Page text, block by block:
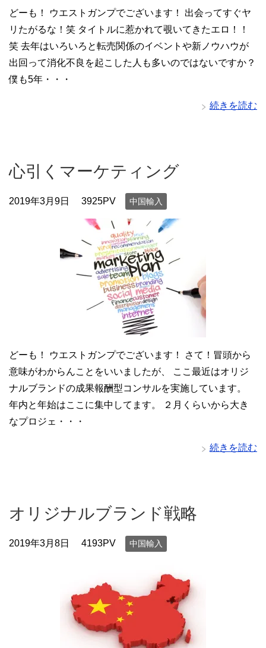
どーも！ ウエストガンプでございます！ 出会ってすぐヤ
リたがるな！笑 タイトルに惹かれて覗いてきたエロ！！
笑 去年はいろいろと転売関係のイベントや新ノウハウが
出回って消化不良を起こした人も多いのではないですか？
僕も5年・・・
続きを読む
心引くマーケティング
2019年3月9日 3925PV 中国輸入
どーも！ ウエストガンプでございます！ さて！冒頭から
意味がわからんことをいいましたが、 ここ最近はオリジ
ナルブランドの成果報酬型コンサルを実施しています。
年内と年始はここに集中してます。 ２月くらいから大き
なプロジェ・・・
続きを読む
オリジナルブランド戦略
2019年3月8日 4193PV 中国輸入